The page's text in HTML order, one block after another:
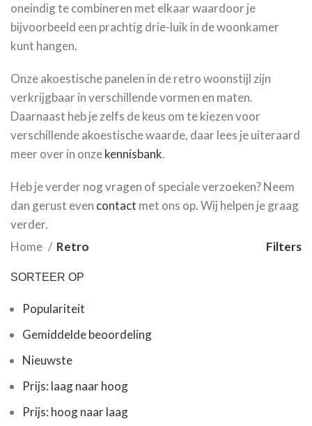
oneindig te combineren met elkaar waardoor je
bijvoorbeeld een prachtig drie-luik in de woonkamer
kunt hangen.
Onze akoestische panelen in de retro woonstijl zijn
verkrijgbaar in verschillende vormen en maten.
Daarnaast heb je zelfs de keus om te kiezen voor
verschillende akoestische waarde, daar lees je uiteraard
meer over in onzekennisbank.
Heb je verder nog vragen of speciale verzoeken? Neem
dan gerust even contact met ons op. Wij helpen je graag
verder.
Home
Retro Filters
SORTEER OP
Populariteit
Gemiddelde beoordeling
Nieuwste
Prijs: laag naar hoog
Prijs: hoog naar laag